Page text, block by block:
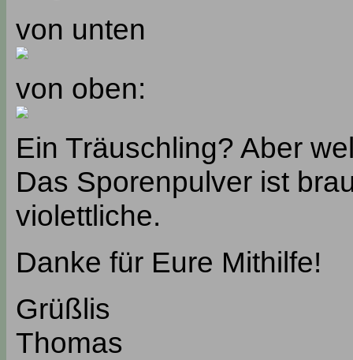
von unten
von oben:
Ein Träuschling? Aber
Das Sporenpulver ist
violettliche.
Danke für Eure Mithilfe!
Grüßlis
Thomas